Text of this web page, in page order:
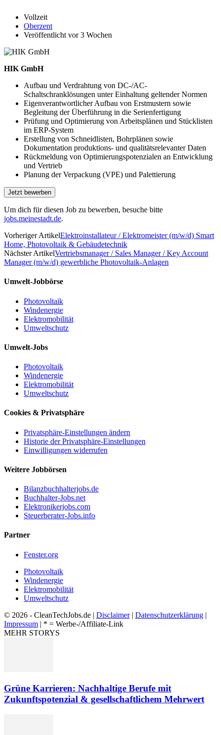
Vollzeit
Oberzent
Veröffentlicht vor 3 Wochen
HIK GmbH
Aufbau und Verdrahtung von DC-/AC-
Schaltschranklösungen unter Einhaltung geltender Normen
Eigenverantwortlicher Aufbau von Erstmustern sowie
Begleitung der Überführung in die Serienfertigung
Prüfung und Optimierung von Arbeitsplänen und Stücklisten
im ERP-System
Erstellung von Schneidlisten, Bohrplänen sowie
Dokumentation produktions- und qualitätsrelevanter Daten
Rückmeldung von Optimierungspotenzialen an Entwicklung
und Vertrieb
Planung der Verpackung (VPE) und Palettierung
Um dich für diesen Job zu bewerben, besuche bitte
jobs.meinestadt.de.
Vorheriger ArtikelElektroinstallateur / Elektromeister (m/w/d) Smart
Home, Photovoltaik & Gebäudetechnik
Nächster ArtikelVertriebsmanager / Sales Manager / Key Account
Manager (m/w/d) gewerbliche Photovoltaik-Anlagen
Umwelt-Jobbörse
Photovoltaik
Windenergie
Elektromobilität
Umweltschutz
Umwelt-Jobs
Photovoltaik
Windenergie
Elektromobilität
Umweltschutz
Cookies & Privatsphäre
Privatsphäre-Einstellungen ändern
Historie der Privatsphäre-Einstellungen
Einwilligungen widerrufen
Weitere Jobbörsen
Bilanzbuchhalterjobs.de
Buchhalter-Jobs.net
Elektronikerjobs.com
Steuerberater-Jobs.info
Partner
Fenster.org
Photovoltaik
Windenergie
Elektromobilität
Umweltschutz
© 2026 - CleanTechJobs.de | Disclaimer| Datenschutzerklärung |
Impressum | * = Werbe-/Affiliate-Link
MEHR STORYS
Grüne Karrieren: Nachhaltige Berufe mit
Zukunftspotenzial & gesellschaftlichem Mehrwert